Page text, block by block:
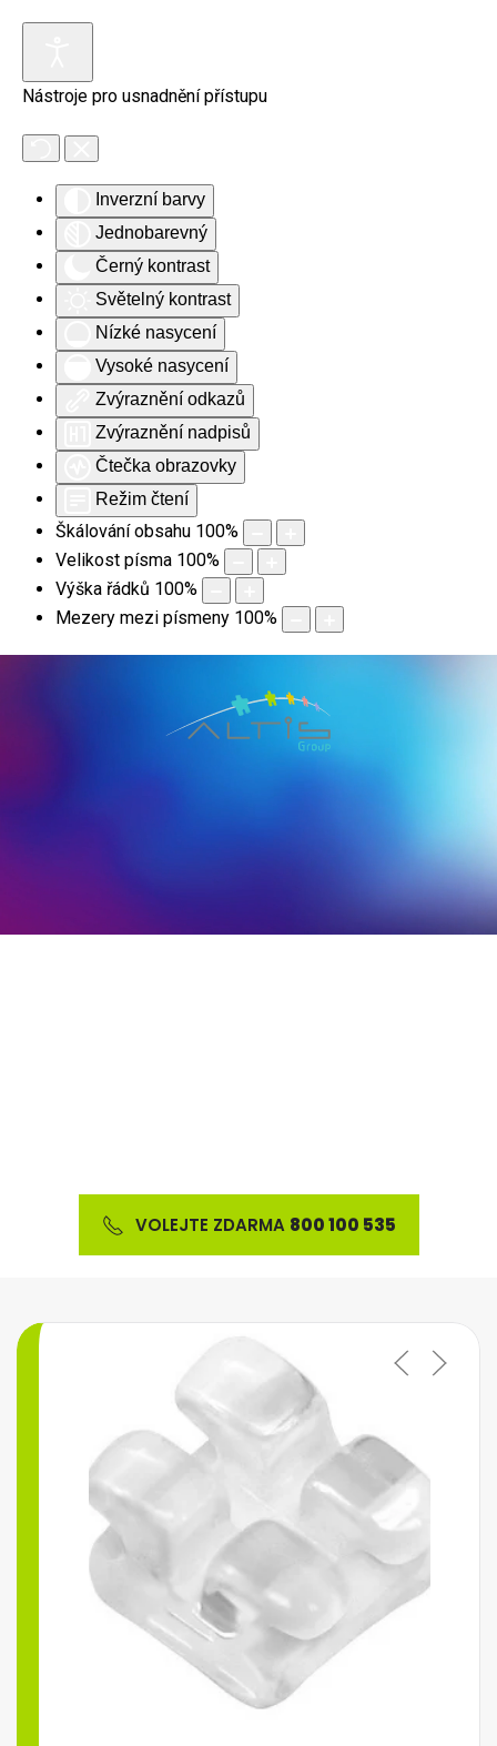
Nástroje pro usnadnění přístupu
Inverzní barvy
Jednobarevný
Černý kontrast
Světelný kontrast
Nízké nasycení
Vysoké nasycení
Zvýraznění odkazů
Zvýraznění nadpisů
Čtečka obrazovky
Režim čtení
Škálování obsahu 100%
Velikost písma 100%
Výška řádků 100%
Mezery mezi písmeny 100%
VOLEJTE ZDARMA 800 100 535